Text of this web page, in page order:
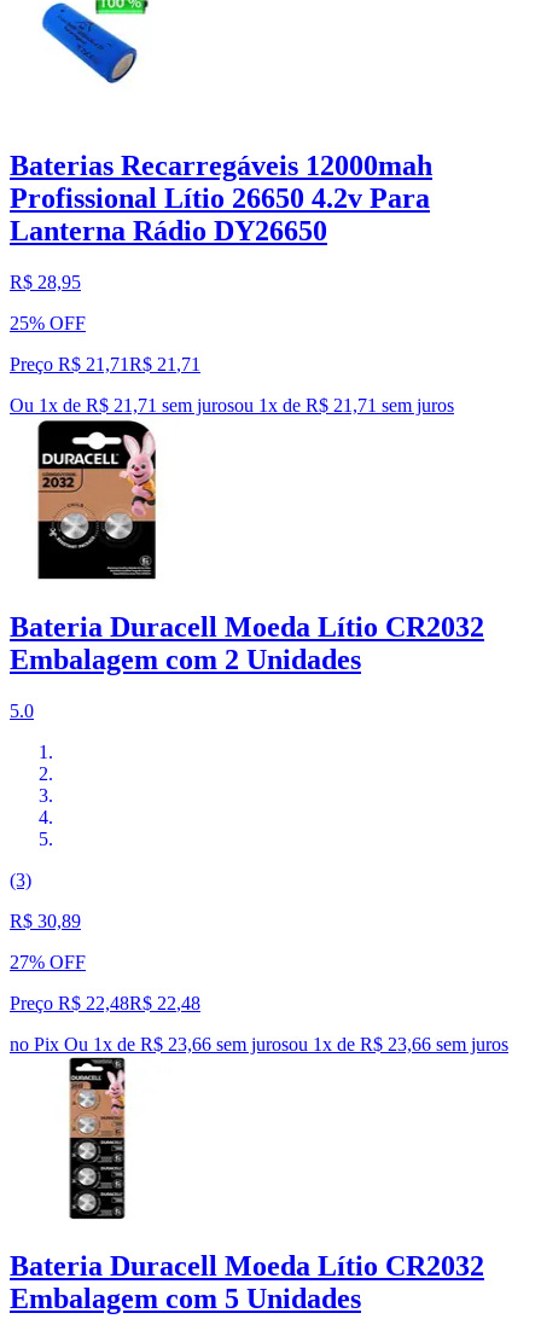
Baterias Recarregáveis 12000mah
Profissional Lítio 26650 4.2v Para
Lanterna Rádio DY26650
R$ 28,95
25% OFF
Preço R$ 21,71R$ 21 ,71
Ou 1x de R$ 21,71 sem jurosou 1x de R$ 21,71 sem juros
Bateria Duracell Moeda Lítio CR2032
Embalagem com 2 Unidades
5.0
(3)
R$ 30,89
27% OFF
Preço R$ 22,48R$ 22,48
no Pix Ou 1x de R$ 23,66 sem jurosou 1x de R$ 23,66 sem juros
Bateria Duracell Moeda Lítio CR2032
Embalagem com 5 Unidades